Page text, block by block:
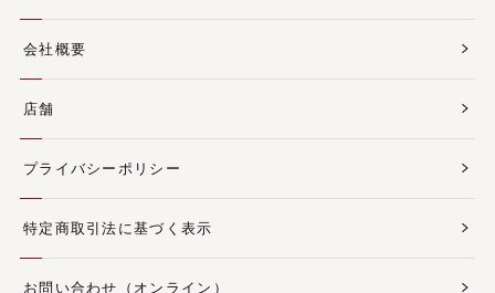
会社概要
店舗
プライバシーポリシー
特定商取引法に基づく表示
お問い合わせ（オンライン）